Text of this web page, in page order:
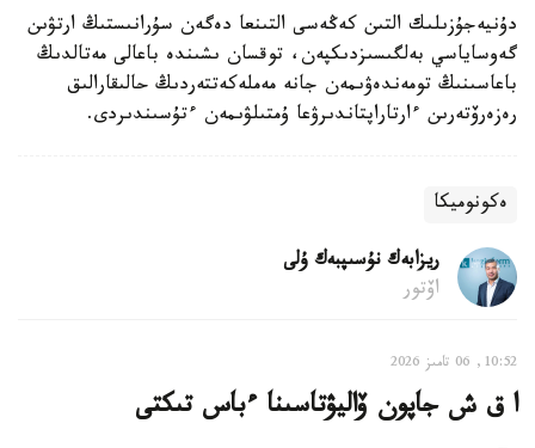
دۇنيەجۇزىلىك التىن كەڭەسى التىنعا دەگەن سۇرانىستىڭ ارتۋىن
گەوساياسي بەلگىسىزدىكپەن، توقسان ىشىندە باعالى مەتالدىڭ
باعاسىنىڭ تومەندەۋىمەن جانە مەملەكەتتەردىڭ حالىقارالىق
رەزەرۆتەرىن ءارتاراپتاندىرۋعا ۇمتىلۋىمەن ءتۇسىندىردى.
ەكونوميكا
ريزابەك نۇسىپبەك ۇلى
اۆتور
10:52, 06 تامىز 2026
ا ق ش جاپون ۆاليۋتاسىنا ءباس تىكتى